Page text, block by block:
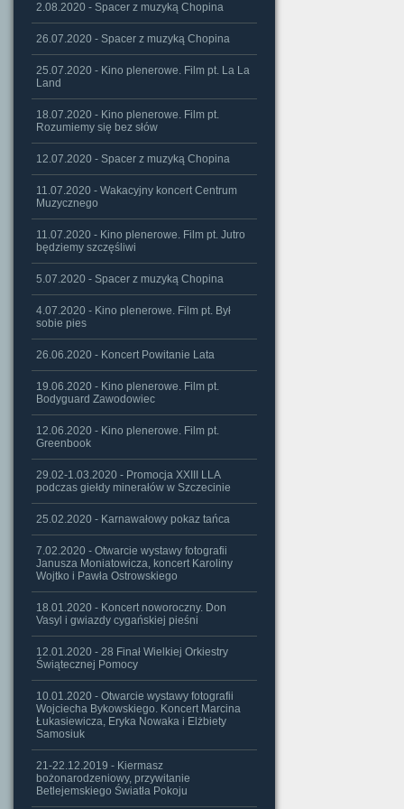
2.08.2020 - Spacer z muzyką Chopina
26.07.2020 - Spacer z muzyką Chopina
25.07.2020 - Kino plenerowe. Film pt. La La
Land
18.07.2020 - Kino plenerowe. Film pt.
Rozumiemy się bez słów
12.07.2020 - Spacer z muzyką Chopina
11.07.2020 - Wakacyjny koncert Centrum
Muzycznego
11.07.2020 - Kino plenerowe. Film pt. Jutro
będziemy szczęśliwi
5.07.2020 - Spacer z muzyką Chopina
4.07.2020 - Kino plenerowe. Film pt. Był
sobie pies
26.06.2020 - Koncert Powitanie Lata
19.06.2020 - Kino plenerowe. Film pt.
Bodyguard Zawodowiec
12.06.2020 - Kino plenerowe. Film pt.
Greenbook
29.02-1.03.2020 - Promocja XXIII LLA
podczas giełdy minerałów w Szczecinie
25.02.2020 - Karnawałowy pokaz tańca
7.02.2020 - Otwarcie wystawy fotografii
Janusza Moniatowicza, koncert Karoliny
Wojtko i Pawła Ostrowskiego
18.01.2020 - Koncert noworoczny. Don
Vasyl i gwiazdy cygańskiej pieśni
12.01.2020 - 28 Finał Wielkiej Orkiestry
Świątecznej Pomocy
10.01.2020 - Otwarcie wystawy fotografii
Wojciecha Bykowskiego. Koncert Marcina
Łukasiewicza, Eryka Nowaka i Elżbiety
Samosiuk
21-22.12.2019 - Kiermasz
bożonarodzeniowy, przywitanie
Betlejemskiego Światła Pokoju